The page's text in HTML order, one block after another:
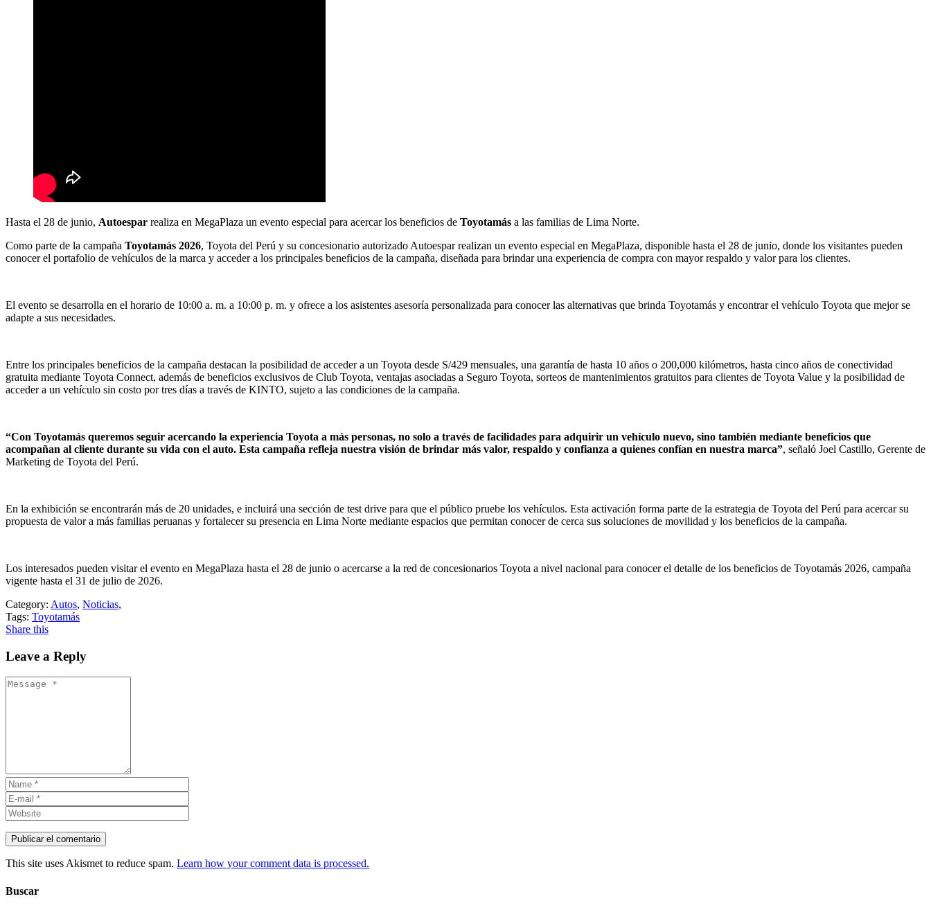
Hasta el 28 de junio, Autoespar realiza en MegaPlaza un evento especial para acercar los beneficios de Toyotamás a las familias de Lima Norte.
Como parte de la campaña Toyotamás 2026, Toyota del Perú y su concesionario autorizado Autoespar realizan un evento especial en MegaPlaza, disponible hasta el 28 de junio, donde los visitantes pueden
conocer el portafolio de vehículos de la marca y acceder a los principales beneficios de la campaña, diseñada para brindar una experiencia de compra con mayor respaldo y valor para los clientes.
El evento se desarrolla en el horario de 10:00 a. m. a 10:00 p. m. y ofrece a los asistentes asesoría personalizada para conocer las alternativas que brinda Toyotamás y encontrar el vehículo Toyota que mejor se
adapte a sus necesidades.
Entre los principales beneficios de la campaña destacan la posibilidad de acceder a un Toyota desde S/429 mensuales, una garantía de hasta 10 años o 200,000 kilómetros, hasta cinco años de conectividad
gratuita mediante Toyota Connect, además de beneficios exclusivos de Club Toyota, ventajas asociadas a Seguro Toyota, sorteos de mantenimientos gratuitos para clientes de Toyota Value y la posibilidad de
acceder a un vehículo sin costo por tres días a través de KINTO, sujeto a las condiciones de la campaña.
“Con Toyotamás queremos seguir acercando la experiencia Toyota a más personas, no solo a través de facilidades para adquirir un vehículo nuevo, sino también mediante beneficios que
acompañan al cliente durante su vida con el auto. Esta campaña refleja nuestra visión de brindar más valor, respaldo y confianza a quienes confían en nuestra marca”, señaló Joel Castillo, Gerente de
Marketing de Toyota del Perú.
En la exhibición se encontrarán más de 20 unidades, e incluirá una sección de test drive para que el público pruebe los vehículos. Esta activación forma parte de la estrategia de Toyota del Perú para acercar su
propuesta de valor a más familias peruanas y fortalecer su presencia en Lima Norte mediante espacios que permitan conocer de cerca sus soluciones de movilidad y los beneficios de la campaña.
Los interesados pueden visitar el evento en MegaPlaza hasta el 28 de junio o acercarse a la red de concesionarios Toyota a nivel nacional para conocer el detalle de los beneficios de Toyotamás 2026, campaña
vigente hasta el 31 de julio de 2026.
Category: Autos, Noticias,
Tags: Toyotamás
Share this
Leave a Reply
This site uses Akismet to reduce spam. Learn how your comment data is processed.
Buscar